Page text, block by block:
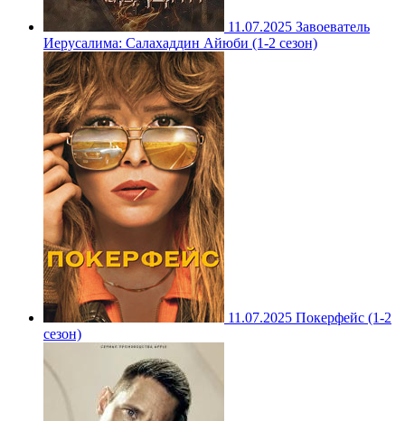
11.07.2025 Завоеватель
Иерусалима: Салахаддин Айюби (1-2 сезон)
11.07.2025 Покерфейс (1-2
сезон)